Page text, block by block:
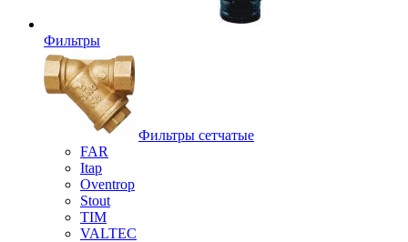
Фильтры
Фильтры сетчатые
FAR
Itap
Oventrop
Stout
TIM
VALTEC